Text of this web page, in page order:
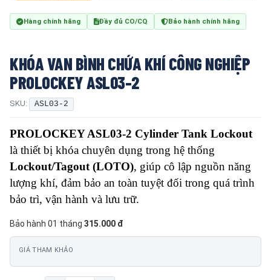
Hàng chính hãng Đầy đủ CO/CQ Bảo hành chính hãng
KHÓA VAN BÌNH CHỨA KHÍ CÔNG NGHIỆP
PROLOCKEY ASL03-2
SKU: ASL03-2
PROLOCKEY ASL03-2 Cylinder Tank Lockout
là thiết bị khóa chuyên dụng trong hệ thống
Lockout/Tagout (LOTO), giúp cô lập nguồn năng
lượng khí, đảm bảo an toàn tuyệt đối trong quá trình
bảo trì, vận hành và lưu trữ.
Bảo hành 01 tháng 315.000 đ
GIÁ THAM KHẢO